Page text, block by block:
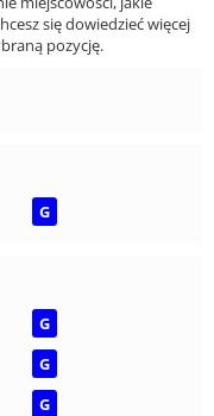
się dowiedzieć więcej
pozycję.
G
G
G
G